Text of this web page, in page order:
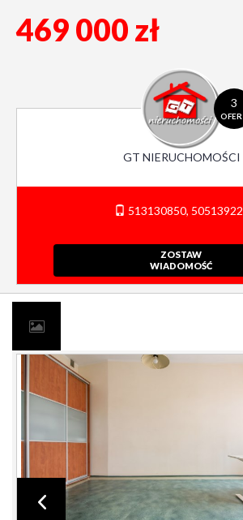
469 000 zł
3
GT NIERUCHOMOŚCI
513130850,
ZOSTAW
WIADOMOŚĆ